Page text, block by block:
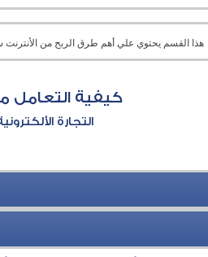
هذا القسم يحتوي علي أهم طرق الربح من الأنترنت
كيفية التعامل
التجارة